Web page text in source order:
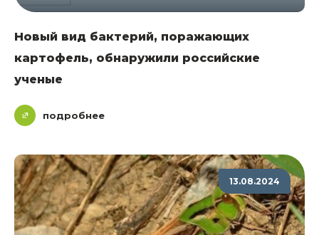
Новый вид бактерий, поражающих
картофель, обнаружили российские
ученые
подробнее
13.08.2024